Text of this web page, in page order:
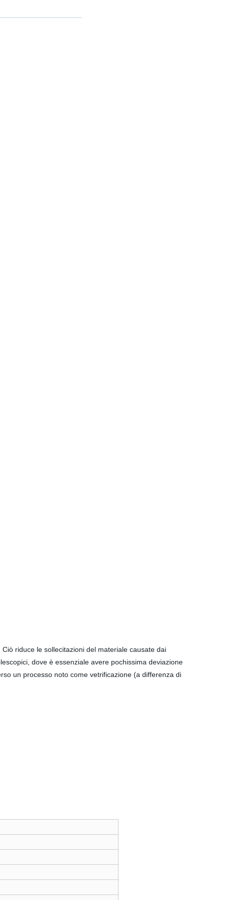
riduce le sollecitazioni del materiale causate dai
dove è essenziale avere pochissima deviazione
un processo noto come vetrificazione (a differenza di